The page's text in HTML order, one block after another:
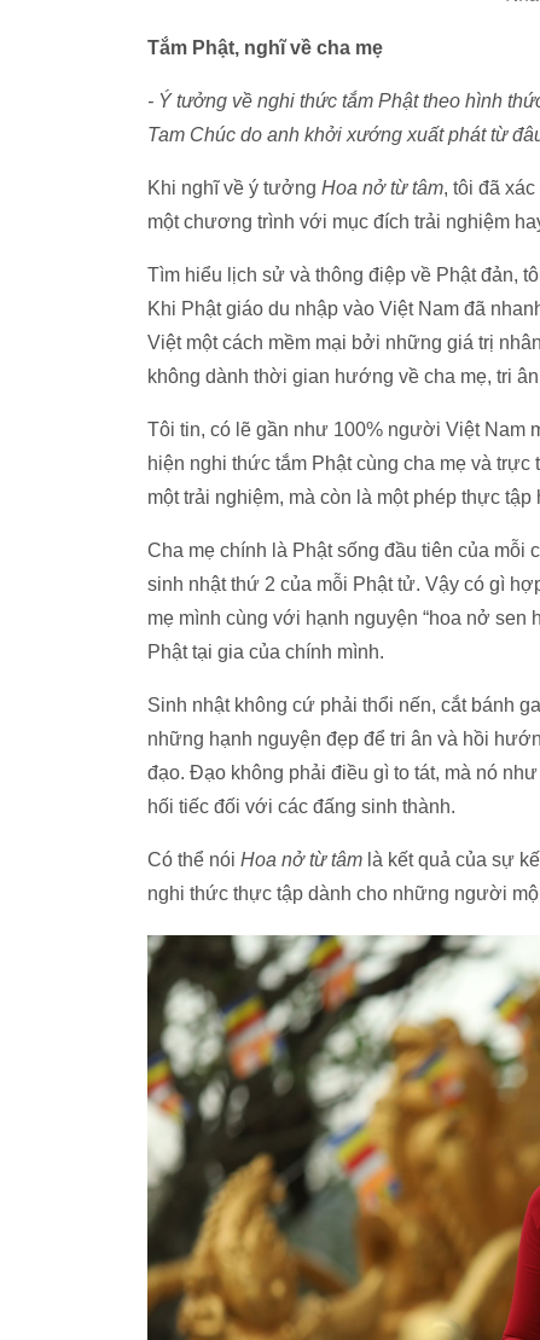
Tắm Phật, nghĩ về cha mẹ
- Ý tưởng về nghi thức tắm Phật theo hình
Tam Chúc do anh khởi xướng xuất phát từ
Khi nghĩ về ý tưởng Hoa nở từ tâm, tôi đã
một chương trình với mục đích trải nghiệm
Tìm hiểu lịch sử và thông điệp về Phật đản,
Khi Phật giáo du nhập vào Việt Nam đã
Việt một cách mềm mại bởi những giá trị
không dành thời gian hướng về cha mẹ, tri
Tôi tin, có lẽ gần như 100% người Việt Nam
hiện nghi thức tắm Phật cùng cha mẹ và
một trải nghiệm, mà còn là một phép thực tập
Cha mẹ chính là Phật sống đầu tiên của mỗi
sinh nhật thứ 2 của mỗi Phật tử. Vậy có gì
mẹ mình cùng với hạnh nguyện “hoa nở
Phật tại gia của chính mình.
Sinh nhật không cứ phải thổi nến, cắt bánh
những hạnh nguyện đẹp để tri ân và hồi
đạo. Đạo không phải điều gì to tát, mà nó
hối tiếc đối với các đấng sinh thành.
Có thể nói Hoa nở từ tâm là kết quả của sự
nghi thức thực tập dành cho những người